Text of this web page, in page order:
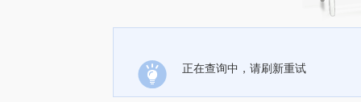
正在查询中，请刷新重试